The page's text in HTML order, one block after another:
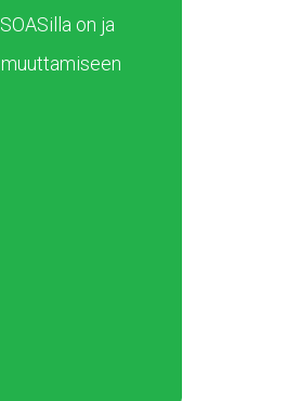
on ja